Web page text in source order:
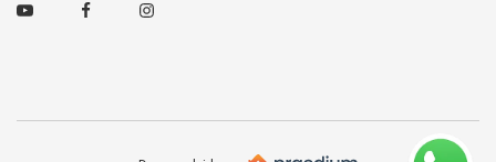
Youtube FacebookInstagram